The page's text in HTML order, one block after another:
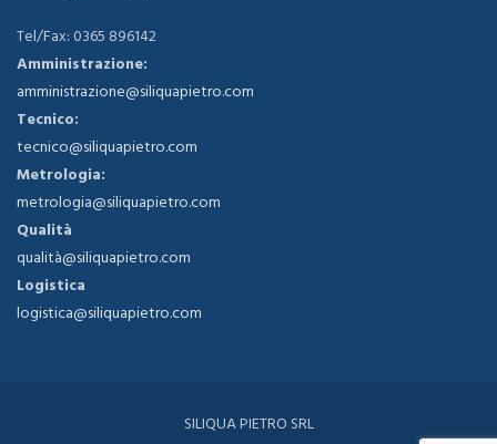
Tel/Fax: 0365 896142
Amministrazione:
amministrazione@siliquapietro.com
Tecnico:
tecnico@siliquapietro.com
Metrologia:
metrologia@siliquapietro.com
Qualità
qualità@siliquapietro.com
Logistica
logistica@siliquapietro.com
SILIQUA PIETRO SRL